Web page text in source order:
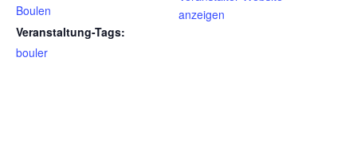
Boulen
Veranstaltung-Tags:
bouler
anzeigen